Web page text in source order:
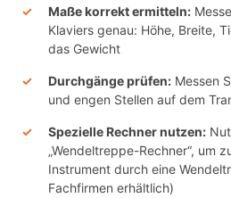
Maße korrekt ermitteln:
Klaviers genau: Höhe, Breite,
das Gewicht
Durchgänge prüfen: Messen
und engen Stellen auf dem
Spezielle Rechner nutzen:
„Wendeltreppe-Rechner“, um
Instrument durch eine
Fachfirmen erhältlich)